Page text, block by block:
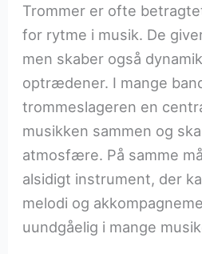
Trommer er ofte
for rytme i musik. De
men skaber også
optrædener. I mange
trommeslageren en
musikken sammen og
atmosfære. På samme
alsidigt instrument, der
melodi og
uundgåelig i mange